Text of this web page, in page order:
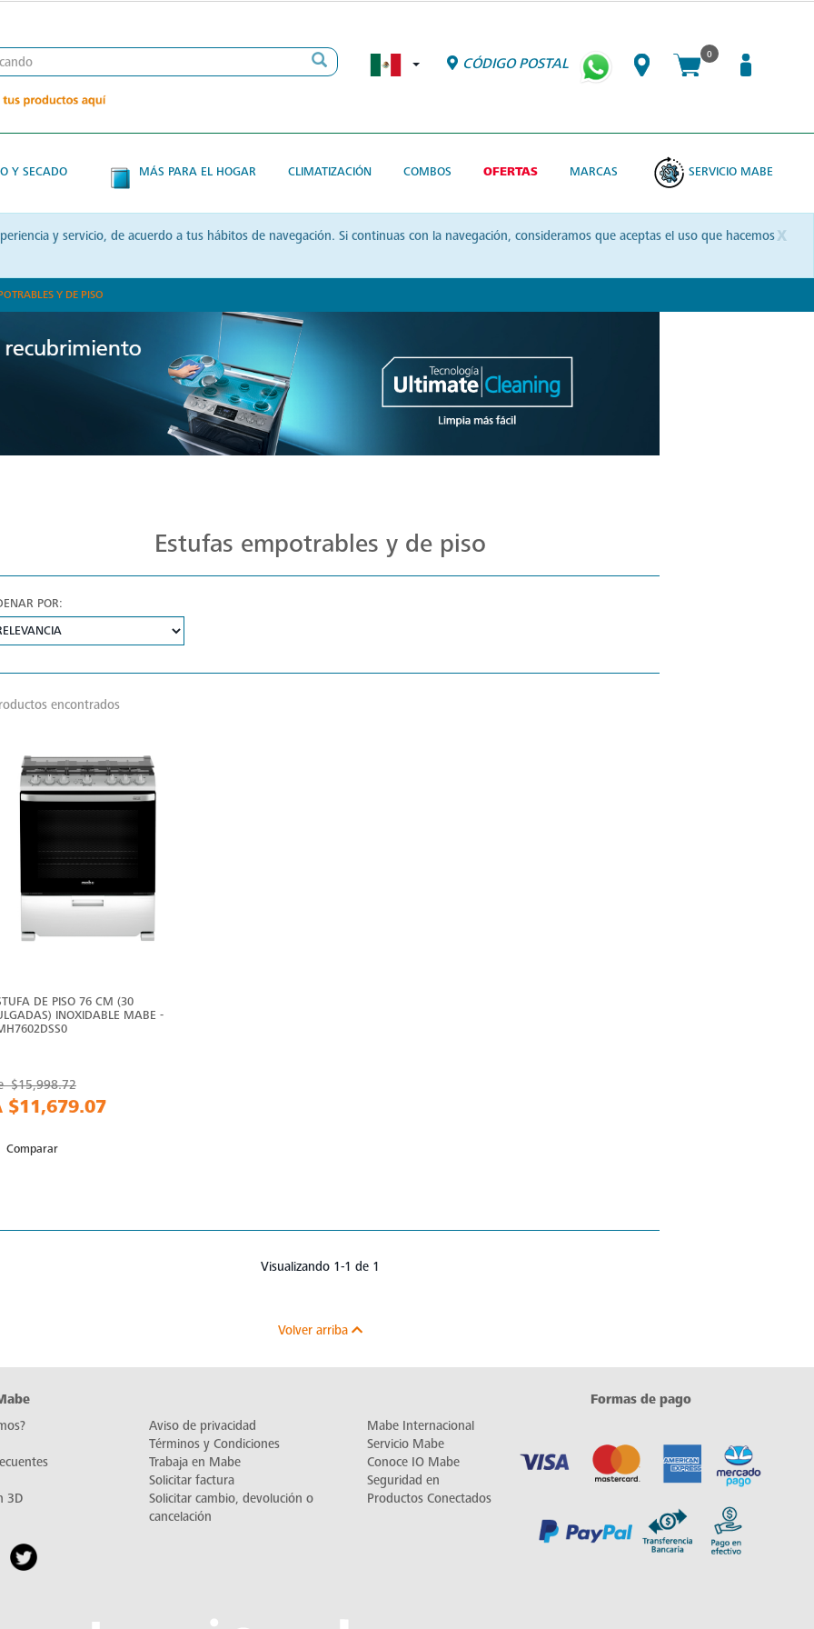
CÓDIGO POSTAL
0
Y SECADO MÁS PARA EL HOGAR CLIMATIZACIÓN COMBOS OFERTAS MARCAS SERVICIO MABE
x
y servicio, de acuerdo a tus hábitos de navegación. Si continuas con la navegación, consideramos que aceptas el uso que hacemos
Y DE PISO
Estufas empotrables y de piso
POR:
encontrados
DE PISO 76 CM (30
INOXIDABLE MABE -
$15,998.72
$11,679.07
Comparar
Visualizando 1-1 de 1
Volver arriba
3D
Aviso de privacidad
Términos y Condiciones
Trabaja en Mabe
Solicitar factura
Solicitar cambio, devolución o
cancelación
Mabe Internacional
Servicio Mabe
Conoce IO Mabe
Seguridad en
Productos Conectados
Formas de pago